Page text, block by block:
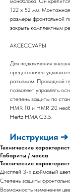
122 х 52 мм. Монтажная
размеры фронтальной
закрыть комплектным
АКСЕССУАРЫ
Для подключения
предназначен
разъемом. Проводной
позволяет управлять
степень защиты по
HMR 10 и HMR 20
Hertz HMA C3.5.
Инструкция ➔
Технические
Габариты / масса
Технические
Дисплей 3-х дюймовый
Степень защиты
Возможность изменения